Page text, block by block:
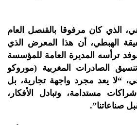
الذي كان مرفوقا بالقنصل العام
الهبطي، أن هذا المعرض الذي
ترأسه المديرة العامة للمؤسسة
الصادرات المغربية (موروكو
“لا يعد مجرد واجهة تجارية، بل
مستدامة، وتبادل الأفكار،
صناعاتنا”.